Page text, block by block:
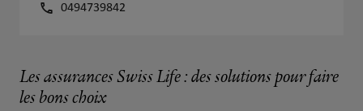
0494739842
Les assurances Swiss Life : des solutions pour faire
les bons choix